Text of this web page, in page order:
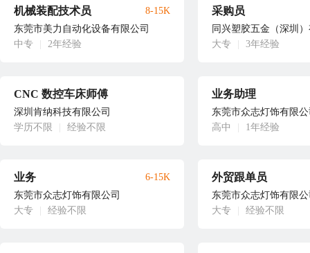
机械装配技术员
东莞市美力自动化设备有限公司
中专
2年经验
8-15K 采购员
同兴塑胶五金（深圳
大专
3年经验
CNC 数控车床师傅
深圳肯纳科技有限公司
学历不限
经验不限
业务助理
东莞市众志灯饰有限
高中
1年经验
业务
东莞市众志灯饰有限公司
大专
经验不限
6-15K 外贸跟单员
东莞市众志灯饰有限
大专
经验不限